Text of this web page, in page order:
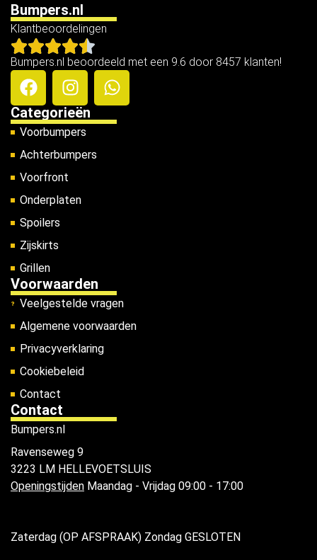
Bumpers.nl
Klantbeoordelingen
Bumpers.nl beoordeeld met een 9.6 door 8457 klanten!
Categorieën
Voorbumpers
Achterbumpers
Voorfront
Onderplaten
Spoilers
Zijskirts
Grillen
Voorwaarden
Veelgestelde vragen
Algemene voorwaarden
Privacyverklaring
Cookiebeleid
Contact
Contact
Bumpers.nl
Ravenseweg 9
3223 LM HELLEVOETSLUIS
Openingstijden Maandag - Vrijdag 09:00 - 17:00
Zaterdag (OP AFSPRAAK) Zondag GESLOTEN